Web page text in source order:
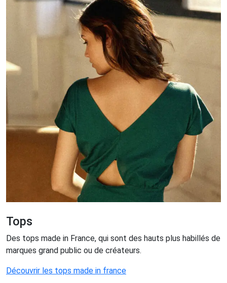
Tops
Des tops made in France, qui sont des hauts plus habillés de
marques grand public ou de créateurs.
Découvrir les tops made in france